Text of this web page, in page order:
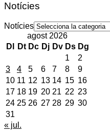
Notícies
Notícies
agost 2026
Dl
Dt Dc Dj Dv Ds Dg
1
2
3
4 5 6 7 8
9
10 11 12 13 14 15 16
17 18 19 20 21 22 23
24 25 26 27 28 29 30
31
« jul.